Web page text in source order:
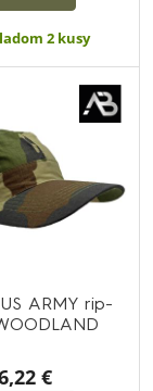
2 kusy
ARMY rip-
€